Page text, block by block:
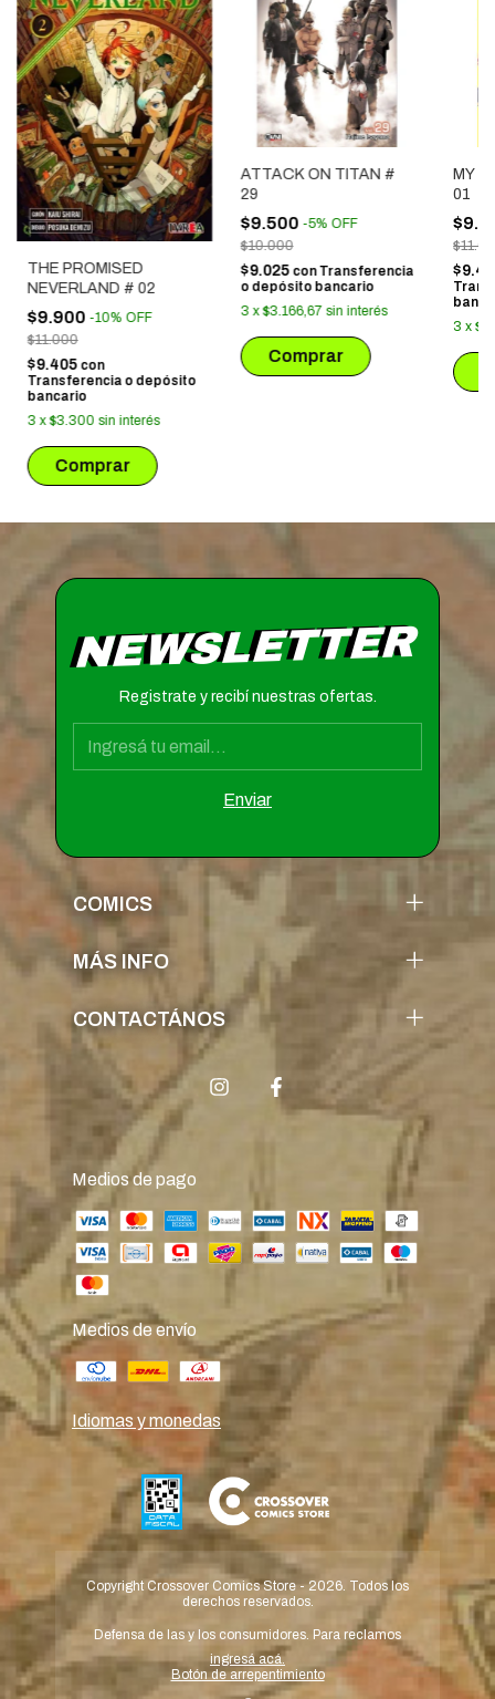
THE PROMISED
NEVERLAND # 02
$9.900 -10% OFF
$11.000
$9.405 con
Transferencia o depósito
bancario
3 x$3.300 sin interés
ATTACK ON TITAN #
29
$9.500 -5% OFF
$10.000
$9.025 conTransferencia
o depósito bancario
3 x$3.166,67 sin interés
MY
01
3 x
NEWSLETTER
Registrate y recibí nuestras ofertas.
COMICS
MÁS INFO
CONTACTÁNOS
Medios de pago
Medios de envío
Idiomas y monedas
Copyright Crossover Comics Store - 2026. Todos los
derechos reservados.
Defensa de las y los consumidores. Para reclamos
ingresá acá.
Botón de arrepentimiento